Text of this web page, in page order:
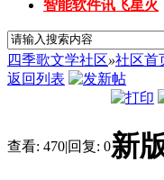
智能软件讯飞星火
四季歌文学社区»社区首
返回列表
查看: 470|回复: 0新